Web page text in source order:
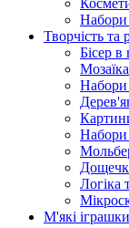
Набори
Творчість та
Бісер в
Мозаїка
Набори
Набори
Логіка
М'які іграшки